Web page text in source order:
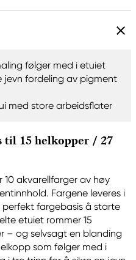
følger med i etuiet
jevn fordeling av pigment
med store arbeidsflater
til 15 helkopper / 27
akvarellfarger av høy
Fargene leveres i
perfekt fargebasis å starte
etuiet rommer 15
– og selvsagt en blanding
som følger med i